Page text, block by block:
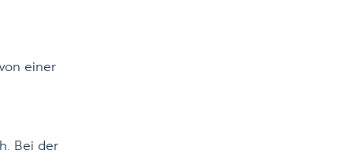
einer
Bei der